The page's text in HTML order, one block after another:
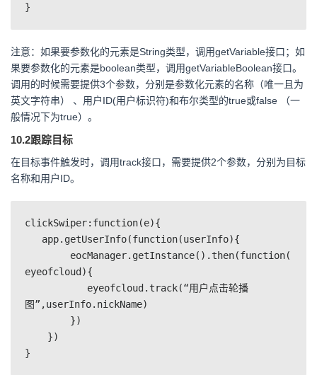
注意：如果要参数化的元素是String类型，调用getVariable接口；如
果要参数化的元素是boolean类型，调用getVariableBoolean接口。
调用的时候需要提供3个参数，分别是参数化元素的名称（唯一且为
英文字符串） 、用户ID(用户标识符)和布尔类型的true或false （一
般情况下为true）。
10.2跟踪目标
在目标事件触发时，调用track接口，需要提供2个参数，分别为目标
名称和用户ID。
clickSwiper:function(e){
eyeofcloud){
图”,userInfo.nickName)
}